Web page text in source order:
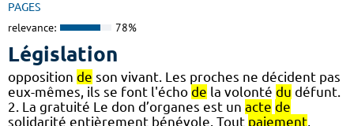
PAGES
relevance: 78%
Législation
opposition de son vivant. Les proches ne décident pas
eux-mêmes, ils se font l'écho de la volonté du défunt.
2. La gratuité Le don d’organes est un acte de
solidarité entièrement bénévole. Tout paiement,